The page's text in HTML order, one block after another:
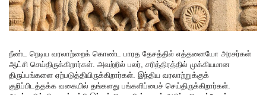
நீண்ட நெடிய வரலாற்றைக் கொண்ட பாரத தேசத்தில் எத்தனையோ அரசர்கள்
ஆட்சி செய்திருக்கிறார்கள். அவற்றில் பலர், சரித்திரத்தில் முக்கியமான
திருப்பங்களை ஏற்படுத்தியிருக்கிறார்கள். இந்திய வரலாற்றுக்குக்
குறிப்பிடத்தக்க வகையில் தங்களது பங்களிப்பைச் செய்திருக்கிறார்கள்.